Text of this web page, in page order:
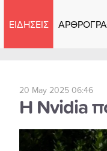
ΕΙΔΗΣΕΙΣ
20 May 2025 06:46
Η Nvidia